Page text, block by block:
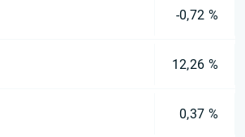
-0,72 %
12,26 %
0,37 %